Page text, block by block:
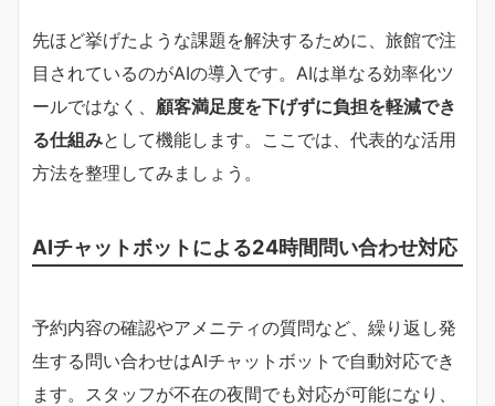
先ほど挙げたような課題を解決するために、旅館で注
目されているのがAIの導入です。AIは単なる効率化ツ
ールではなく、 顧客満足度を下げずに負担を軽減でき
る仕組みとして機能します。ここでは、代表的な活用
方法を整理してみましょう。
AIチャットボットによる24時間問い合わせ対応
予約内容の確認やアメニティの質問など、繰り返し発
生する問い合わせはAIチャットボットで自動対応でき
ます。スタッフが不在の夜間でも対応が可能になり、